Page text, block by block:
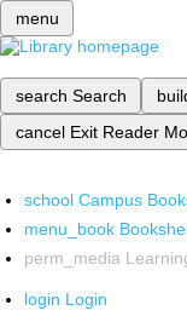
menu
search Search
cancel Exit Reader
school Campus
menu_book
perm_media
login Login